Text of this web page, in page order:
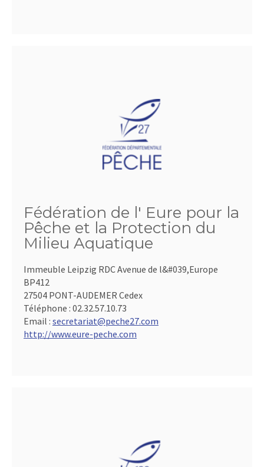
Fédération de l' Eure pour la
Pêche et la Protection du
Milieu Aquatique
Immeuble Leipzig RDC Avenue de l&#039,Europe
BP412
27504 PONT-AUDEMER Cedex
Téléphone : 02.32.57.10.73
Email : secretariat@peche27.com
http://www.eure-peche.com